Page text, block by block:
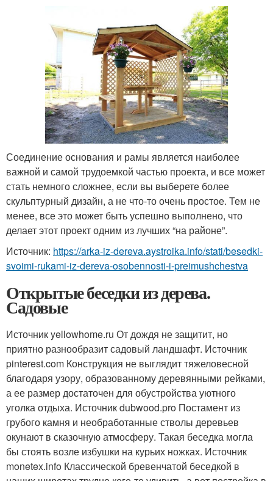
Соединение основания и рамы является наиболее
важной и самой трудоемкой частью проекта, и все может
стать немного сложнее, если вы выберете более
скульптурный дизайн, а не что-то очень простое. Тем не
менее, все это может быть успешно выполнено, что
делает этот проект одним из лучших “на районе”.
Источник: https://arka-iz-dereva.aystroika.info/stati/besedki-
svoimi-rukami-iz-dereva-osobennosti-i-preimushchestva
Открытые беседки из дерева.
Садовые
Источник yellowhome.ru От дождя не защитит, но
приятно разнообразит садовый ландшафт. Источник
pinterest.com Конструкция не выглядит тяжеловесной
благодаря узору, образованному деревянными рейками,
а ее размер достаточен для обустройства уютного
уголка отдыха. Источник dubwood.pro Постамент из
грубого камня и необработанные стволы деревьев
окунают в сказочную атмосферу. Такая беседка могла
бы стоять возле избушки на курьих ножках. Источник
monetex.info Классической бревенчатой беседкой в